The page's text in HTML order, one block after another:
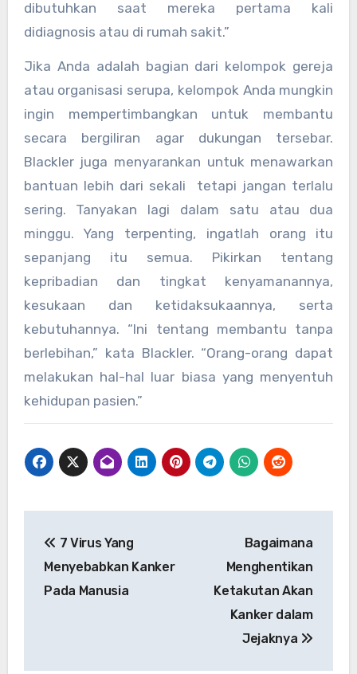
dibutuhkan saat mereka pertama kali
didiagnosis atau di rumah sakit.”
Jika Anda adalah bagian dari kelompok gereja
atau organisasi serupa, kelompok Anda mungkin
ingin mempertimbangkan untuk membantu
secara bergiliran agar dukungan tersebar.
Blackler juga menyarankan untuk menawarkan
bantuan lebih dari sekali tetapi jangan terlalu
sering. Tanyakan lagi dalam satu atau dua
minggu. Yang terpenting, ingatlah orang itu
sepanjang itu semua. Pikirkan tentang
kepribadian dan tingkat kenyamanannya,
kesukaan dan ketidaksukaannya, serta
kebutuhannya. “Ini tentang membantu tanpa
berlebihan,” kata Blackler. “Orang-orang dapat
melakukan hal-hal luar biasa yang menyentuh
kehidupan pasien.”
navigation
7 Virus Yang
Menyebabkan Kanker
Pada Manusia
Bagaimana
Menghentikan
Ketakutan Akan
Kanker dalam
Jejaknya